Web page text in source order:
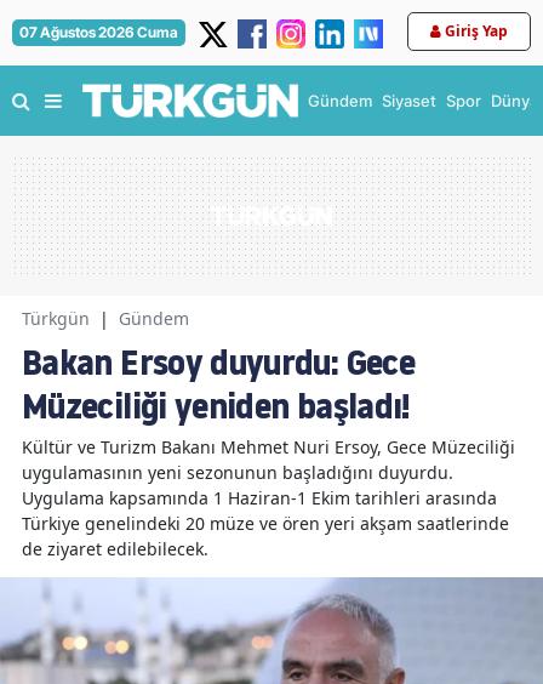
07 Ağustos 2026 Cuma Giriş Yap
Gündem Siyaset Spor Dünya
Türkgün | Gündem
Bakan Ersoy duyurdu: Gece
Müzeciliği yeniden başladı!
Kültür ve Turizm Bakanı Mehmet Nuri Ersoy, Gece Müzeciliği
uygulamasının yeni sezonunun başladığını duyurdu.
Uygulama kapsamında 1 Haziran-1 Ekim tarihleri arasında
Türkiye genelindeki 20 müze ve ören yeri akşam saatlerinde
de ziyaret edilebilecek.